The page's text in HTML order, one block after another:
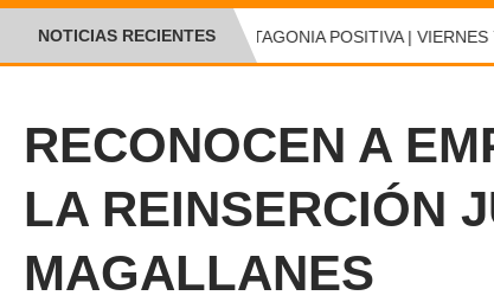
NOTICIAS RECIENTESPATAGONIA POSITIVA | VIERNES 7
RECONOCEN A
LA REINSERCIÓN
MAGALLANES